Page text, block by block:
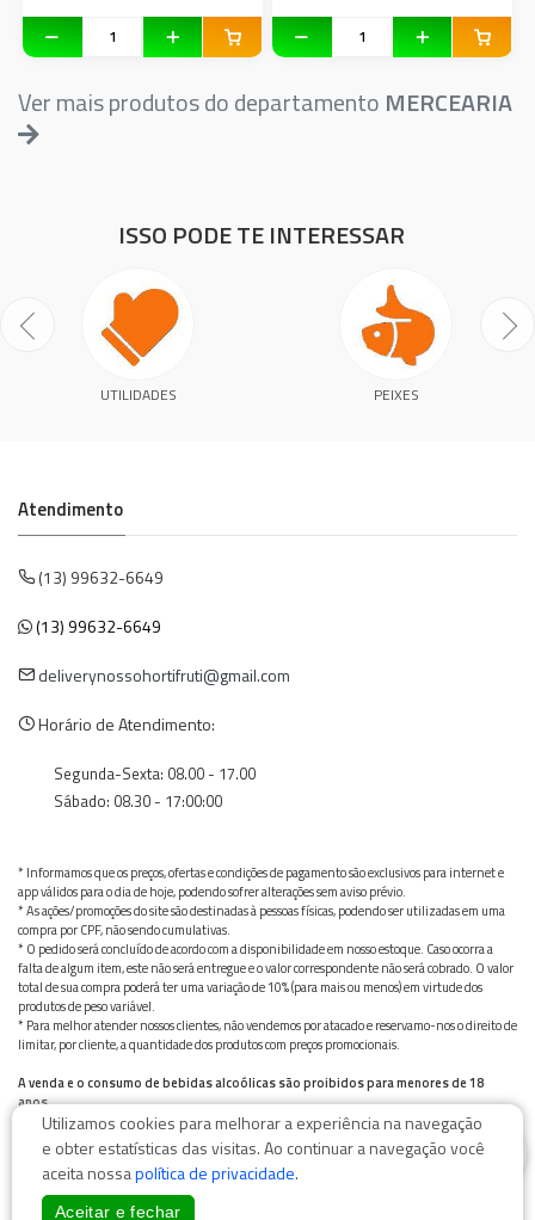
Ver mais produtos do departamento MERCEARIA
ISSO PODE TE INTERESSAR
UTILIDADES PEIXES
Atendimento
(13) 99632-6649
(13) 99632-6649
deliverynossohortifruti@gmail.com
Horário de Atendimento:
Segunda-Sexta: 08.00 - 17.00
Sábado: 08.30 - 17:00:00
* Informamos que os preços, ofertas e condições de pagamento são exclusivos para internet e
app válidos para o dia de hoje, podendo sofrer alterações sem aviso prévio.
* As ações/promoções do site são destinadas à pessoas físicas, podendo ser utilizadas em uma
compra por CPF, não sendo cumulativas.
* O pedido será concluído de acordo com a disponibilidade em nosso estoque. Caso ocorra a
falta de algum item, este não será entregue e o valor correspondente não será cobrado. O valor
total de sua compra poderá ter uma variação de 10% (para mais ou menos) em virtude dos
produtos de peso variável.
* Para melhor atender nossos clientes, não vendemos por atacado e reservamo-nos o direito de
limitar, por cliente, a quantidade dos produtos com preços promocionais.
A venda e o consumo de bebidas alcoólicas são proibidos para menores de 18
anos.
Bebida alcoólica pode causar dependência química e, em excesso, provoca graves males à saúde.
Beba com moderação
Utilizamos cookies para melhorar a experiência na navegação
e obter estatísticas das visitas. Ao continuar a navegação você
aceita nossapolítica de privacidade.
Aceitar e fechar